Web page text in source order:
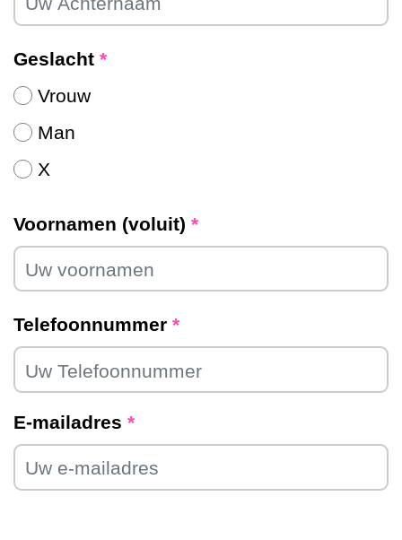
Geslacht *
Vrouw
Man
X
Voornamen (voluit) *
Telefoonnummer *
E-mailadres *